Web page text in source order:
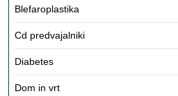
Blefaroplastika
Cd predvajalniki
Diabetes
Dom in vrt